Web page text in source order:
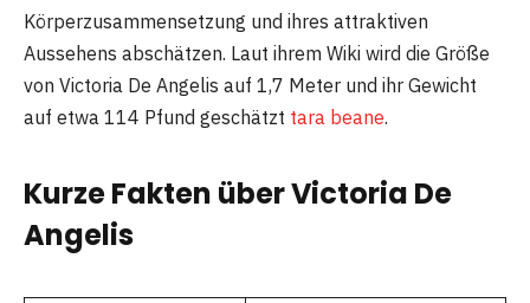
Körperzusammensetzung und ihres attraktiven
Aussehens abschätzen. Laut ihrem Wiki wird die Größe
von Victoria De Angelis auf 1,7 Meter und ihr Gewicht
auf etwa 114 Pfund geschätzt tara beane.
Kurze Fakten über Victoria De
Angelis